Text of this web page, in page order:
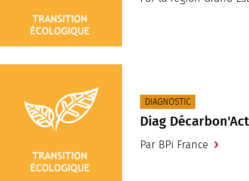
Diag
Par BPi France
CATÉGORIE(S) :
DIAGNOSTIC